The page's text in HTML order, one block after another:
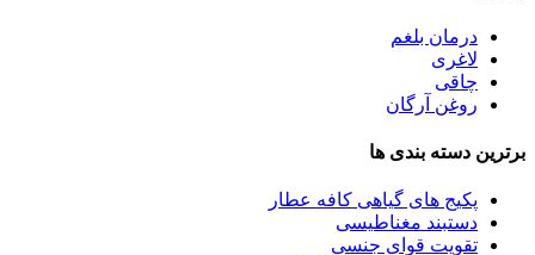
درمان بلغم
لاغری
چاقی
روغن آرگان
برترین‌ دسته بندی ها
پکیج های گیاهی کافه عطار
دستبند مغناطیسی
تقویت قوای جنسی